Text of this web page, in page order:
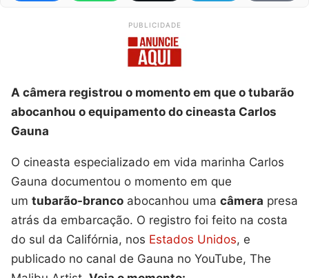
PUBLICIDADE
A câmera registrou o momento em que o tubarão
abocanhou o equipamento do cineasta Carlos
Gauna
O cineasta especializado em vida marinha Carlos
Gauna documentou o momento em que
um tubarão-branco abocanhou uma câmera presa
atrás da embarcação. O registro foi feito na costa
do sul da Califórnia, nos Estados Unidos, e
publicado no canal de Gauna no YouTube, The